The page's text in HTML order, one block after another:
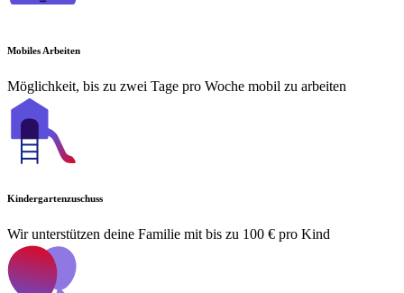
Mobiles Arbeiten
Möglichkeit, bis zu zwei Tage pro Woche mobil zu arbeiten
Kindergartenzuschuss
Wir unterstützen deine Familie mit bis zu 100 € pro Kind